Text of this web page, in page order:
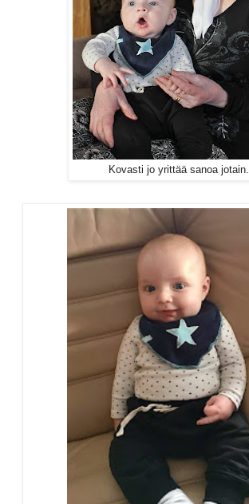
Kovasti jo yrittää sanoa jotain.